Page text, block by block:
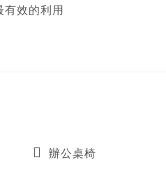
效的利用
辦公桌椅